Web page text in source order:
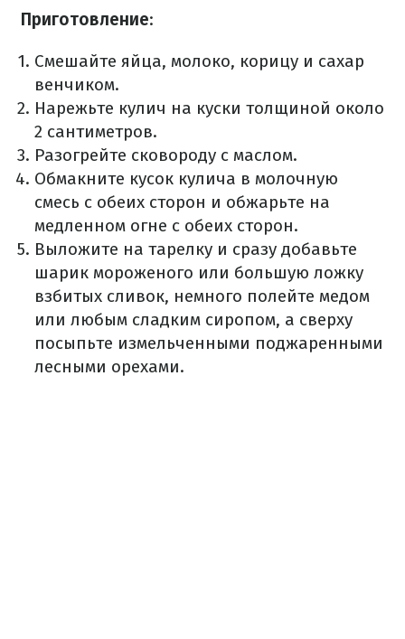
Приготовление:
Смешайте яйца, молоко, корицу и сахар
венчиком.
Нарежьте кулич на куски толщиной около
2 сантиметров.
Разогрейте сковороду с маслом.
Обмакните кусок кулича в молочную
смесь с обеих сторон и обжарьте на
медленном огне с обеих сторон.
Выложите на тарелку и сразу добавьте
шарик мороженого или большую ложку
взбитых сливок, немного полейте медом
или любым сладким сиропом, а сверху
посыпьте измельченными поджаренными
лесными орехами.